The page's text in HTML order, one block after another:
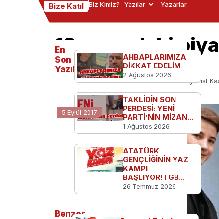
Bize Katıl Biz Kimiz? Yazılar Yazarlar
13 yaşındaki
birincisi oldu
Ana Sayfa Türkiye'den 13 yaşındaki piyanist
5 Eylül 2017
En
Son
Yazılanlar
AHBAPLARIMIZA
DİKKAT EDELİM
2 Ağustos 2026
TAKLİDİN SON
PERDESİ: YENİ
PARTİ’NİN MİZAN...
1 Ağustos 2026
ATATÜRK
GENÇLİĞİNİN YAZ
KAMPI
BAŞLIYOR!TGB...
26 Temmuz 2026
Benzer